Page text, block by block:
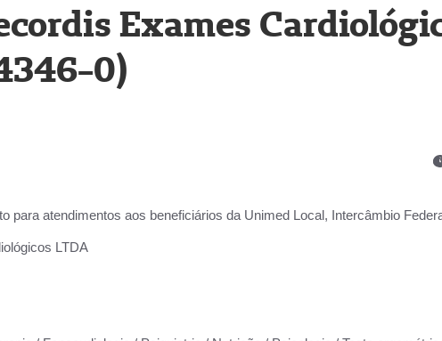
Exames
0)
para atendimentos aos beneficiários da Unimed Local, Intercâmbio
LTDA